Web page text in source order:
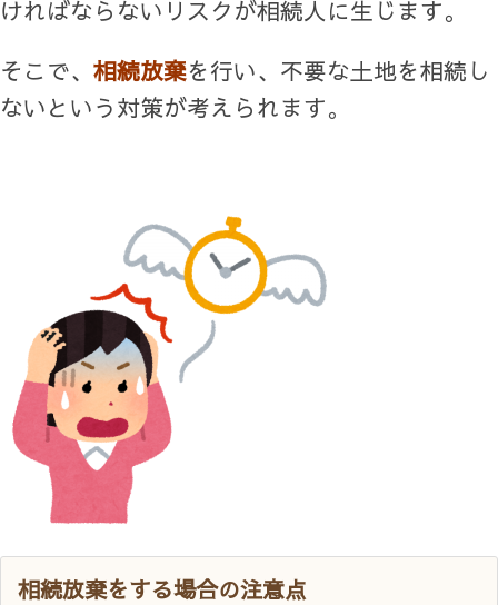
ければならないリスクが相続人に生じます。
そこで、 相続放棄を行い、不要な土地を相続し
ないという対策が考えられます。
相続放棄をする場合の注意点